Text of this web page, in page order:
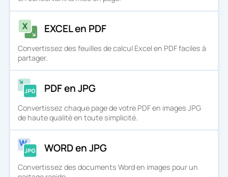
EXCEL en PDF
Convertissez des feuilles de calcul Excel en PDF faciles à
partager.
PDF en JPG
Convertissez chaque page de votre PDF en images JPG
de haute qualité en toute simplicité.
WORD en JPG
Convertissez des documents Word en images pour un